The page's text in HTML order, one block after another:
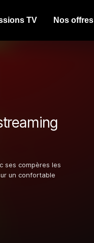
TV Nos offres
ses compères les
un confortable